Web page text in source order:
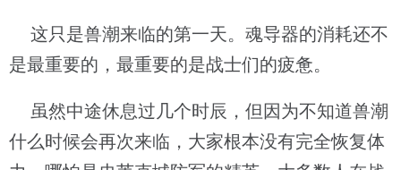
这只是兽潮来临的第一天。魂导器的消耗还不
是最重要的，最重要的是战士们的疲惫。
虽然中途休息过几个时辰，但因为不知道兽潮
什么时候会再次来临，大家根本没有完全恢复体